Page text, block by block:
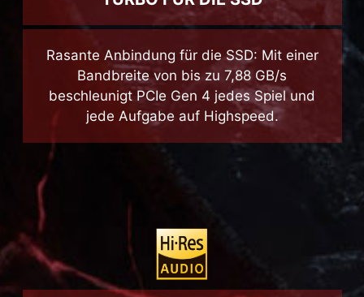
TURBO FÜR DIE SSD
Rasante Anbindung für die SSD: Mit einer
Bandbreite von bis zu 7,88 GB/s
beschleunigt PCIe Gen 4 jedes Spiel und
jede Aufgabe auf Highspeed.